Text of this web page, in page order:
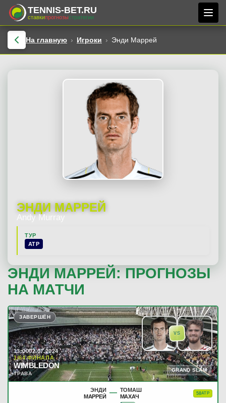
TENNIS-BET.RU
ставкипрогнозыстратегии
На главную Игроки Энди Маррей
ЭНДИ МАРРЕЙ
Andy Murray
ТУР
ATP
ЭНДИ МАРРЕЙ: ПРОГНОЗЫ
НА МАТЧИ
VS
ЗАВЕРШЁН
13:0002.07.2024
1/64 ФИНАЛА
WIMBLEDON
ТРАВА
GRAND SLAM
ЭНДИ
МАРРЕЙ — ТОМАШ
МАХАЧ
58ATP